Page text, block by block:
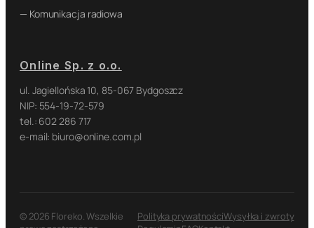
— Komunikacja radiowa
Online Sp. z o.o.
ul. Jagiellońska 10, 85-067 Bydgoszcz
NIP: 554-19-72-579
tel.: 602 286 717
e-mail: biuro@online.com.pl
© 2026 Floreko. Wszelkie
Polityka prywatnościWysyłka i zwroty